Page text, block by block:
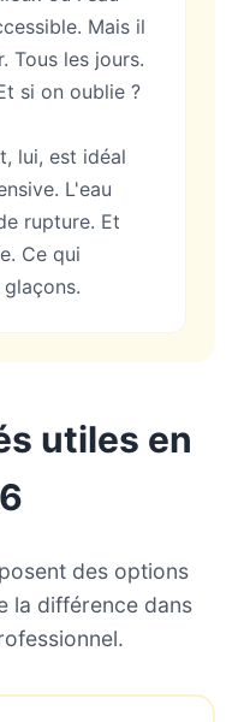
Mais il
Tous les jours.
si on oublie ?
lui, est idéal
L'eau
rupture. Et
Ce qui
utiles en
des options
la différence dans